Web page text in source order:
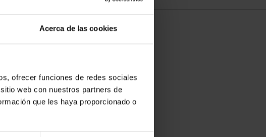
Acerca de las cookies
ofrecer funciones de redes sociales
web con nuestros partners de
que les haya proporcionado o